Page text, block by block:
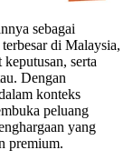
sebagai
di Malaysia,
serta
Dengan
konteks
peluang
yang
premium.